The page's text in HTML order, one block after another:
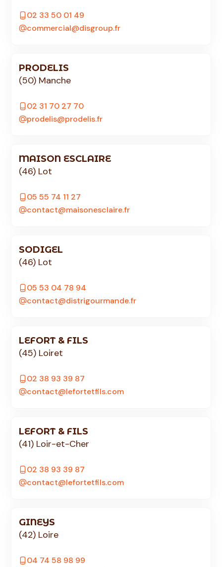
02 33 50 01 49
commercial@disgroup.fr
PRODELIS
(50) Manche
02 31 70 27 70
prodelis@prodelis.fr
MAISON ESCLAIRE
(46) Lot
05 55 74 11 27
contact@maisonesclaire.fr
SODIGEL
(46) Lot
05 53 04 78 94
contact@distrigourmande.fr
LEFORT & FILS
(45) Loiret
02 38 93 39 87
contact@lefortetfils.com
LEFORT & FILS
(41) Loir-et-Cher
02 38 93 39 87
contact@lefortetfils.com
GINEYS
(42) Loire
04 74 58 98 99